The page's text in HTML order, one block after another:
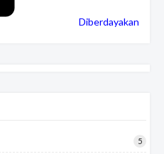
Diberdayakan
5